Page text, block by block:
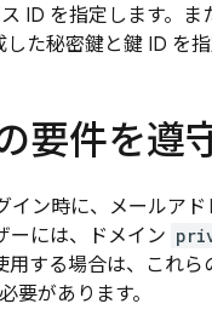
ID を指定します。ま
た秘密鍵と鍵 ID を指
要件を遵
イン時に、メールア
ーには、ドメイン
用する場合は、これ
要があります。